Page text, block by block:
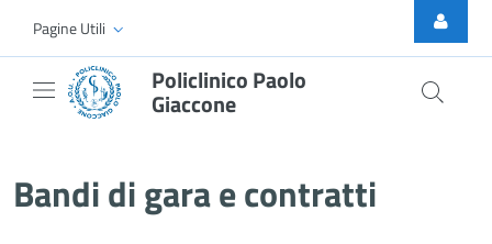
Skip to Main Content
Pagine Utili
Policlinico Paolo
Giaccone
Bandi di gara e contratti